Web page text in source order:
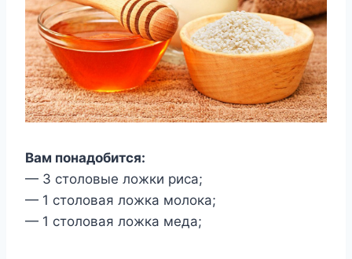
Вам понадобится:
— 3 столовые ложки риса;
— 1 столовая ложка молока;
— 1 столовая ложка меда;